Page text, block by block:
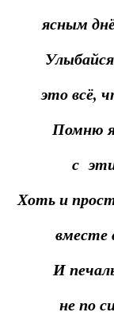
ясным
это всё,
Помню я
с
Хоть и
вместе
И
не по